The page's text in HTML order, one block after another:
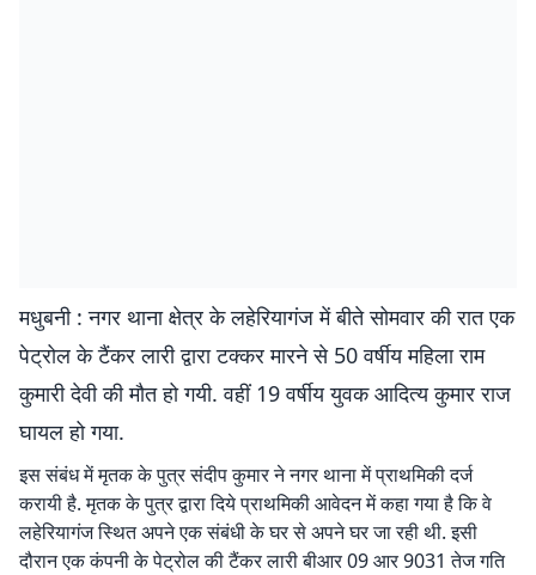
मधुबनी : नगर थाना क्षेत्र के लहेरियागंज में बीते सोमवार की रात एक
पेट्रोल के टैंकर लारी द्वारा टक्कर मारने से 50 वर्षीय महिला राम
कुमारी देवी की मौत हो गयी. वहीं 19 वर्षीय युवक आदित्य कुमार राज
घायल हो गया.
इस संबंध में मृतक के पुत्र संदीप कुमार ने नगर थाना में प्राथमिकी दर्ज
करायी है. मृतक के पुत्र द्वारा दिये प्राथमिकी आवेदन में कहा गया है कि वे
लहेरियागंज स्थित अपने एक संबंधी के घर से अपने घर जा रही थी. इसी
दौरान एक कंपनी के पेट्रोल की टैंकर लारी बीआर 09 आर 9031 तेज गति